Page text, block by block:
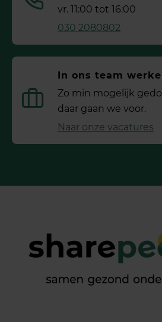
vr. 11:00 tot 16:00
030 2080802
In ons team
Zo min mogelijk
daar gaan we voor.
Naar onze vacatures